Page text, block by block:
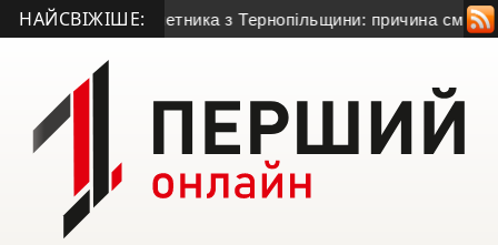
НАЙСВІЖІШЕ:
гранатометника з Тернопільщини: причина смерті – гостра